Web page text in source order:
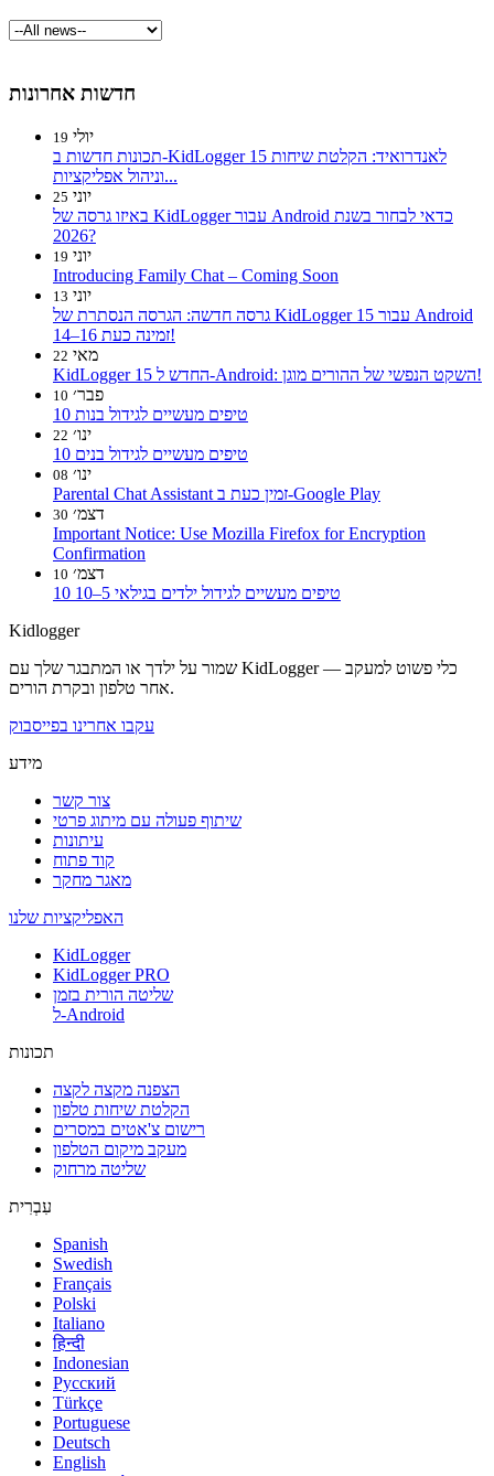
חדשות אחרונות
19 יולי
תכונות חדשות ב-KidLogger 15 לאנדרואיד: הקלטת שיחות
וניהול אפליקציות...
25 יוני
באיזו גרסה של KidLogger עבור Android כדאי לבחור בשנת
2026?
19 יוני
Introducing Family Chat – Coming Soon
13 יוני
גרסה חדשה: הגרסה הנסתרת של KidLogger 15 עבור Android
14–16 זמינה כעת!
22 מאי
KidLogger 15 החדש ל-Android: השקט הנפשי של ההורים מוגן!
10 פבר׳
10 טיפים מעשיים לגידול בנות
22 ינו׳
10 טיפים מעשיים לגידול בנים
08 ינו׳
Parental Chat Assistant זמין כעת ב-Google Play
30 דצמ׳
Important Notice: Use Mozilla Firefox for Encryption
Confirmation
10 דצמ׳
10 טיפים מעשיים לגידול ילדים בגילאי 5–10
Kidlogger
שמור על ילדך או המתבגר שלך עם KidLogger — כלי פשוט למעקב
אחר טלפון ובקרת הורים.
עקבו אחרינו בפייסבוק
מידע
צור קשר
שיתוף פעולה עם מיתוג פרטי
עיתונות
קוד פתוח
מאגר מחקר
האפליקציות שלנו
KidLogger
KidLogger PRO
שליטה הורית בזמן
ל-Android
תכונות
הצפנה מקצה לקצה
הקלטת שיחות טלפון
רישום צ'אטים במסרים
מעקב מיקום הטלפון
שליטה מרחוק
עִבְרִית
Spanish
Swedish
Français
Polski
Italiano
हिन्दी
Indonesian
Русский
Türkçe
Portuguese
Deutsch
English